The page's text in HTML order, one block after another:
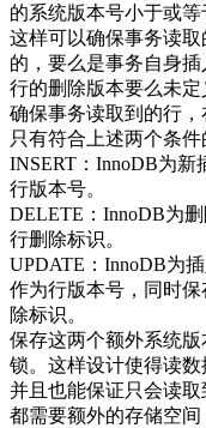
的系统版本号小于或等
这样可以确保事务读
的，要么是事务自身插
行的删除版本要么未
确保事务读取到的行，
只有符合上述两个条
INSERT：InnoDB为
行版本号。
DELETE：InnoDB为
行删除标识。
UPDATE：InnoDB为
作为行版本号，同时
除标识。
保存这两个额外系统
锁。这样设计使得读数
并且也能保证只会读
都需要额外的存储空